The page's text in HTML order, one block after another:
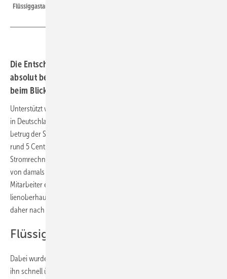
Flüssiggastank
Die Entscheidung für den Brennstoff Flüssiggas hat sich
absolut bezahlt gemacht. Da ist sich Rudolf Machatschke
beim Blick in seinen Heizungskeller sicher.
Unterstützt wurde er dabei von Progas, einem der Flüssiggas-Anbieter
in Deutschland. Als die Machatschkes im Jahr 1997 ihr Haus bezogen,
betrug der Strompreis 9,8 Pfennige. Nach heutiger Rechnung also
rund 5 Cent. Aktuell liegt der Preis bei 27 Cent. Für die jährliche
Stromrechnung der Familie hieße das, dass sich die reinen Heizkosten
von damals zu heute mehr als verfünfthaft hätten. Als ehemaliger
Mitarbeiter eines großen Energiekonzerns behielt das Fami­
lienoberhaupt diese Preisentwicklung genau im Auge und suchte
daher nach einer Alternative zum Heizen mit Strom.
Flüssiggas als Alternative
Dabei wurde er beim Energieträger Flüssiggas fündig, dessen Vorteile
ihn schnell überzeugten. „Der Brennstoff Flüssiggas entwickelt keinen